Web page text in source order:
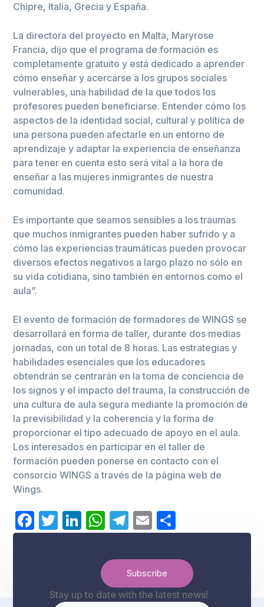
Chipre, Italia, Grecia y España.
La directora del proyecto en Malta, Maryrose
Francia, dijo que el programa de formación es
completamente gratuito y está dedicado a aprender
cómo enseñar y acercarse a los grupos sociales
vulnerables, una habilidad de la que todos los
profesores pueden beneficiarse. Entender cómo los
aspectos de la identidad social, cultural y política de
una persona pueden afectarle en un entorno de
aprendizaje y adaptar la experiencia de enseñanza
para tener en cuenta esto será vital a la hora de
enseñar a las mujeres inmigrantes de nuestra
comunidad.
Es importante que seamos sensibles a los traumas
que muchos inmigrantes pueden haber sufrido y a
cómo las experiencias traumáticas pueden provocar
diversos efectos negativos a largo plazo no sólo en
su vida cotidiana, sino también en entornos como el
aula”.
El evento de formación de formadores de WINGS se
desarrollará en forma de taller, durante dos medias
jornadas, con un total de 8 horas. Las estrategias y
habilidades esenciales que los educadores
obtendrán se centrarán en la toma de conciencia de
los signos y el impacto del trauma, la construcción de
una cultura de aula segura mediante la promoción de
la previsibilidad y la coherencia y la forma de
proporcionar el tipo adecuado de apoyo en el aula.
Los interesados en participar en el taller de
formación pueden ponerse en contacto con el
consorcio WINGS a través de la página web de
Wings.
Facebook
Twitter
LinkedIn
WhatsApp
Telegram
Email
Stay up to date with the latest news!